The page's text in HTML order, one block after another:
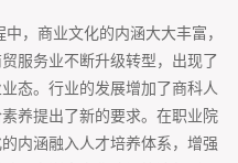
，商业文化的内涵大大丰富，
服务业不断升级转型，出现了
态。行业的发展增加了商科人
养提出了新的要求。在职业院
内涵融入人才培养体系，增强